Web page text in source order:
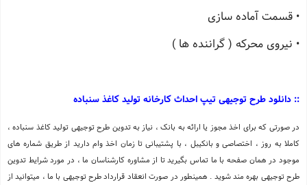
• قسمت آماده سازی
• نیروی محركه ( گراننده ها )
:: دانلود طرح توجیهی تیپ احداث کارخانه تولید کاغذ سنباده
در صورتی که برای اخذ مجوز یا ارائه به بانک ، نیاز به تدوین طرح توجیهی تولید کاغذ سنباده ،
کاملا به روز ، اختصاصی و بانکیبل ، با پشتیبانی تا زمان اخذ وام دارید از طریق شماره های
موجود در همان صفحه با ما تماس بگیرید تا از مشاوره کارشناسان ما ، در مورد شرایط تدوین
طرح توجیهی بهره مند شوید . همینطور در صورت انعقاد قرارداد طرح توجیهی با ما ، میتوانید از